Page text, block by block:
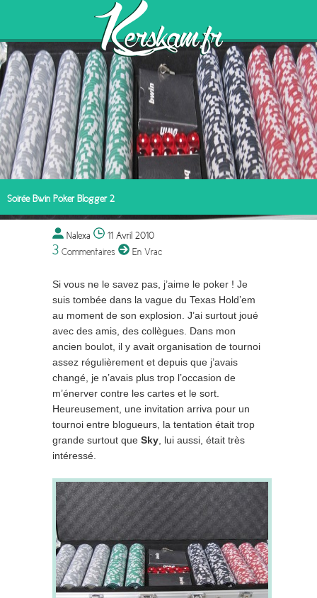
Soirée Bwin Poker Blogger 2
Nalexa 11 Avril 2010
3 Commentaires En Vrac
Si vous ne le savez pas, j’aime le poker ! Je
suis tombée dans la vague du Texas Hold’em
au moment de son explosion. J’ai surtout joué
avec des amis, des collègues. Dans mon
ancien boulot, il y avait organisation de tournoi
assez régulièrement et depuis que j’avais
changé, je n’avais plus trop l’occasion de
m’énerver contre les cartes et le sort.
Heureusement, une invitation arriva pour un
tournoi entre blogueurs, la tentation était trop
grande surtout que Sky, lui aussi, était très
intéressé.